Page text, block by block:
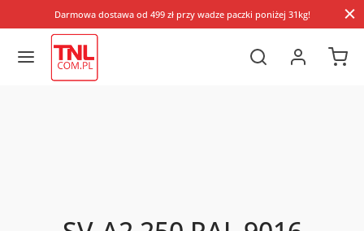
Darmowa dostawa od 499 zł przy wadze paczki poniżej 31kg!